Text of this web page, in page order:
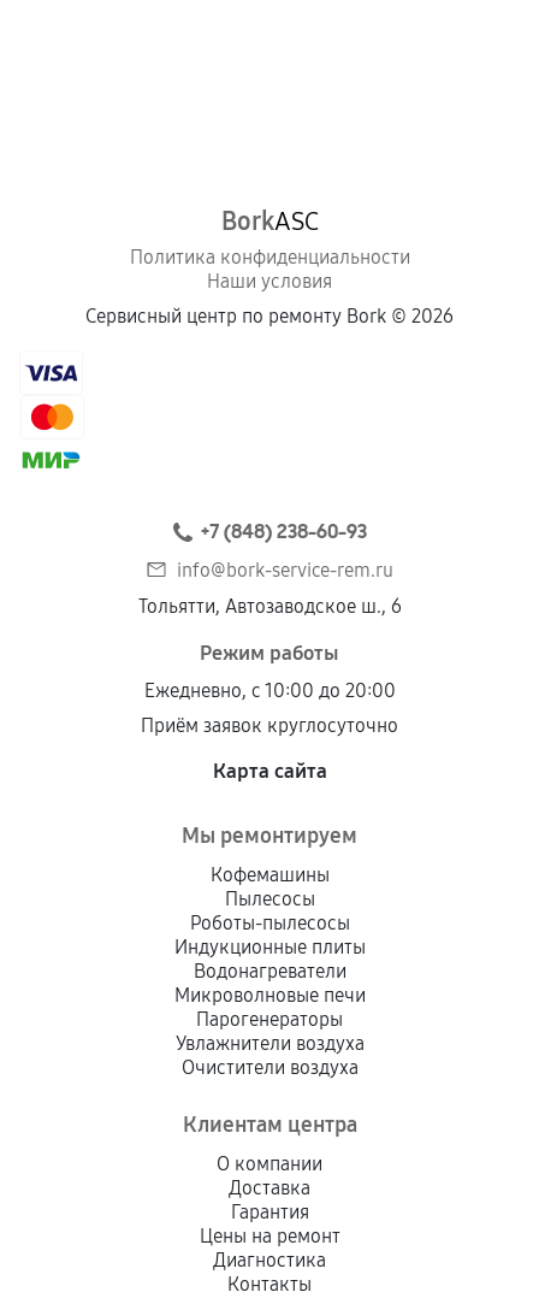
BorkASC
Политика конфиденциальности
Наши условия
Сервисный центр по ремонту Bork © 2026
+7 (848) 238-60-93
info@bork-service-rem.ru
Тольятти, Автозаводское ш., 6
Режим работы
Ежедневно, с 10:00 до 20:00
Приём заявок круглосуточно
Карта сайта
Мы ремонтируем
Кофемашины
Пылесосы
Роботы-пылесосы
Индукционные плиты
Водонагреватели
Микроволновые печи
Парогенераторы
Увлажнители воздуха
Очистители воздуха
Клиентам центра
О компании
Доставка
Гарантия
Цены на ремонт
Диагностика
Контакты